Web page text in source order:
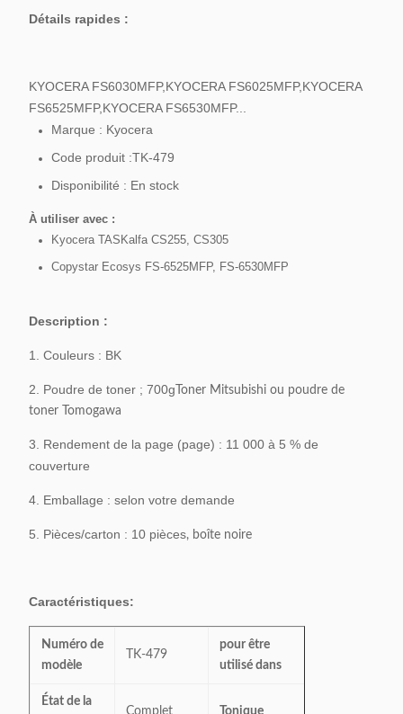
Détails rapides :
KYOCERA FS6030MFP,KYOCERA FS6025MFP,KYOCERA
FS6525MFP,KYOCERA FS6530MFP...
Marque : Kyocera
Code produit :TK-479
Disponibilité : En stock
À utiliser avec :
Kyocera TASKalfa CS255, CS305
Copystar Ecosys FS-6525MFP, FS-6530MFP
Description :
1. Couleurs : BK
2. Poudre de toner ; 700g Toner Mitsubishi ou poudre de
toner Tomogawa
3. Rendement de la page (page) : 11 000 à 5 % de
couverture
4. Emballage : selon votre demande
5. Pièces/carton : 10 pièces, boîte noire
Caractéristiques:
Numéro de
modèle
TK-479
pour être
utilisé dans
État de la
Complet Tonique